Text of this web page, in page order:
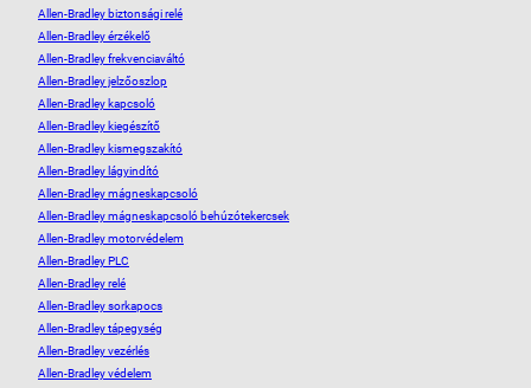
Allen-Bradley biztonsági relé
Allen-Bradley érzékelő
Allen-Bradley frekvenciaváltó
Allen-Bradley jelzőoszlop
Allen-Bradley kapcsoló
Allen-Bradley kiegészítő
Allen-Bradley kismegszakító
Allen-Bradley lágyindító
Allen-Bradley mágneskapcsoló
Allen-Bradley mágneskapcsoló behúzótekercsek
Allen-Bradley motorvédelem
Allen-Bradley PLC
Allen-Bradley relé
Allen-Bradley sorkapocs
Allen-Bradley tápegység
Allen-Bradley vezérlés
Allen-Bradley védelem